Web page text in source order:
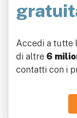
Accedi a tutte
di altre 6
contatti con i